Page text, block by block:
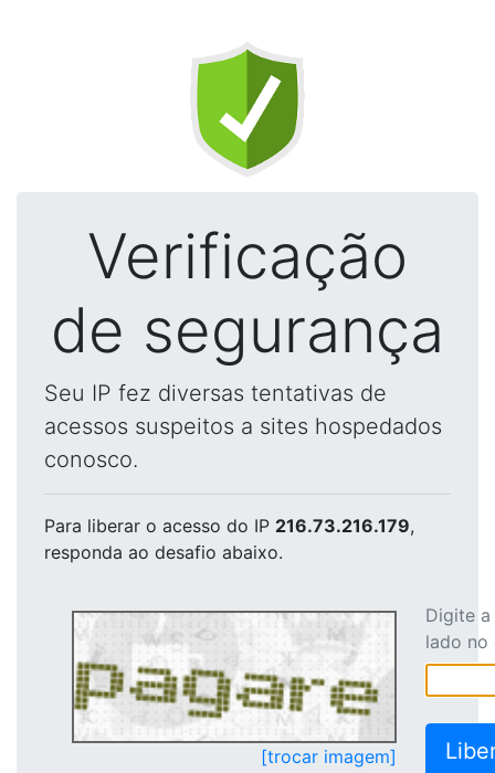
Verificação
de segurança
Seu IP fez diversas tentativas de
acessos suspeitos a sites hospedados
conosco.
Para liberar o acesso do IP 216.73.216.179,
responda ao desafio abaixo.
[trocar imagem]
Digite
lado no